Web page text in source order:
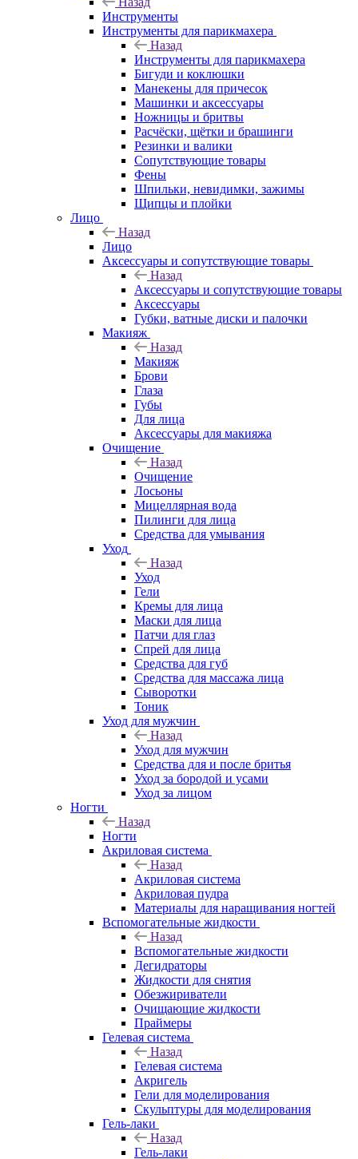
Инструменты
Инструменты для парикмахера
Назад
Инструменты для парикмахера
Бигуди и коклюшки
Манекены для причесок
Машинки и аксессуары
Ножницы и бритвы
Расчёски, щётки и брашинги
Резинки и валики
Сопутствующие товары
Фены
Шпильки, невидимки, зажимы
Щипцы и плойки
Лицо
Назад
Лицо
Аксессуары и сопутствующие товары
Назад
Аксессуары и сопутствующие товары
Аксессуары
Губки, ватные диски и палочки
Макияж
Назад
Макияж
Брови
Глаза
Губы
Для лица
Аксессуары для макияжа
Очищение
Назад
Очищение
Лосьоны
Мицеллярная вода
Пилинги для лица
Средства для умывания
Уход
Назад
Уход
Гели
Кремы для лица
Маски для лица
Патчи для глаз
Спрей для лица
Средства для губ
Средства для массажа лица
Сыворотки
Тоник
Уход для мужчин
Назад
Уход для мужчин
Средства для и после бритья
Уход за бородой и усами
Уход за лицом
Ногти
Назад
Ногти
Акриловая система
Назад
Акриловая система
Акриловая пудра
Материалы для наращивания ногтей
Вспомогательные жидкости
Назад
Вспомогательные жидкости
Дегидраторы
Жидкости для снятия
Обезжириватели
Очищающие жидкости
Праймеры
Гелевая система
Назад
Гелевая система
Акригель
Гели для моделирования
Скульптуры для моделирования
Гель-лаки
Назад
Гель-лаки